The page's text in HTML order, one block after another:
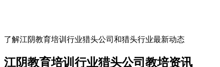
了解江阴教育培训行业猎头公司和猎头行业最新动态
江阴教育培训行业猎头公司教培资讯